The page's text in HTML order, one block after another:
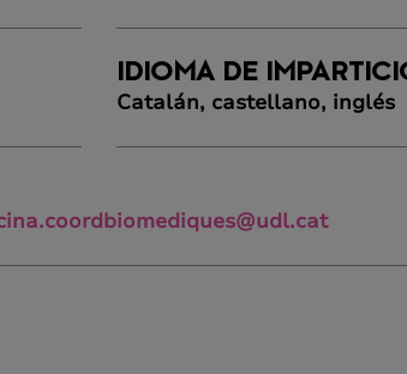
IDIOMA DE
Catalán, castellano, inglés